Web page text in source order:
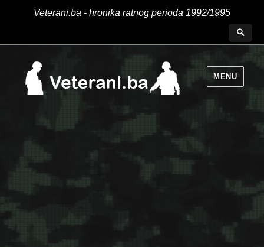
Veterani.ba - hronika ratnog perioda 1992/1995
MENU